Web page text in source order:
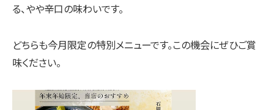
る、やや辛口の味わいです。
どちらも今月限定の特別メニューです。この機会にぜひご賞
味ください。